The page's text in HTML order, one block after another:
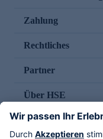
Zahlung
Rechtliches
Partner
Über HSE
Im TV